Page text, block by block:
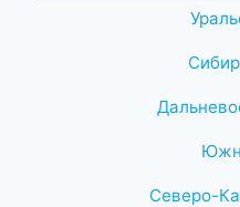
Северо-